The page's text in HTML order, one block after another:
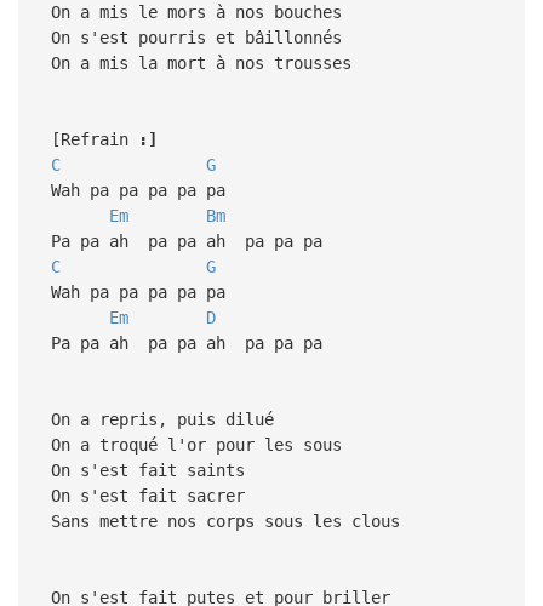
On a mis le mors à nos bouches
On s'est pourris et bâillonnés
On a mis la mort à nos trousses
[Refrain
:]
C
G
Wah pa pa pa pa pa
Em
Bm
Pa pa ah pa pa ah pa pa pa
C
G
Wah pa pa pa pa pa
Em
D
Pa pa ah pa pa ah pa pa pa
On a repris, puis dilué
On a troqué l'or pour les sous
On s'est fait saints
On s'est fait sacrer
Sans mettre nos corps sous les clous
On s'est fait putes et pour briller